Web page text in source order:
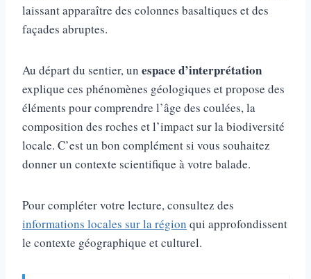
laissant apparaître des colonnes basaltiques et des
façades abruptes.
Au départ du sentier, un espace d’interprétation
explique ces phénomènes géologiques et propose des
éléments pour comprendre l’âge des coulées, la
composition des roches et l’impact sur la biodiversité
locale. C’est un bon complément si vous souhaitez
donner un contexte scientifique à votre balade.
Pour compléter votre lecture, consultez des
informations locales sur la région qui approfondissent
le contexte géographique et culturel.